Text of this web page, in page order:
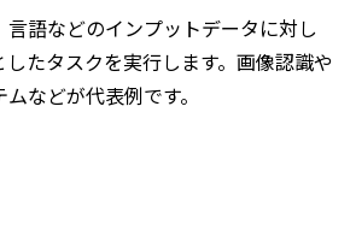
語などのインプットデータに対し
たタスクを実行します。画像認識や
などが代表例です。